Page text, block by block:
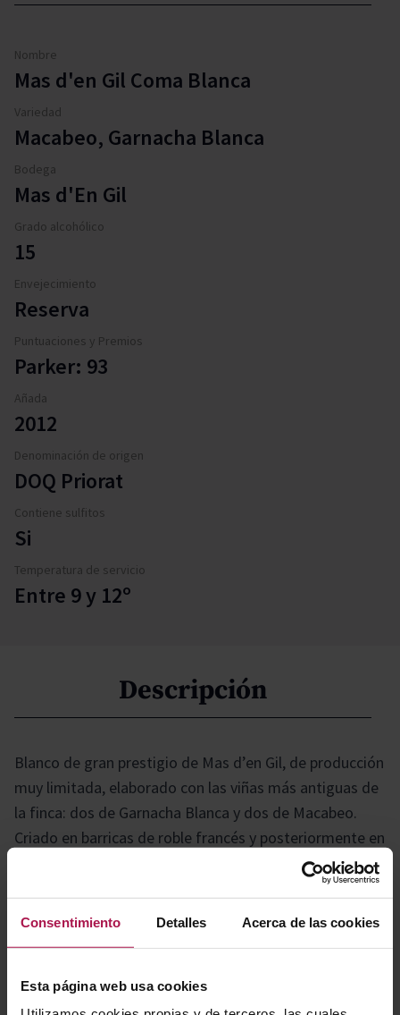
Consentimiento Detalles Acerca de las cookies
Esta página web usa cookies
Nombre
Mas d'en Gil Coma Blanca
Variedad
Macabeo, Garnacha Blanca
Bodega
Mas d'En Gil
Grado alcohólico
15
Envejecimiento
Reserva
Puntuaciones y Premios
Parker: 93
Añada
2012
Denominación de origen
DOQ Priorat
Contiene sulfitos
Si
Temperatura de servicio
Entre 9 y 12º
Descripción
Blanco de gran prestigio de Mas d’en Gil, de producción
muy limitada, elaborado con las viñas más antiguas de
la finca: dos de Garnacha Blanca y dos de Macabeo.
Criado en barricas de roble francés y posteriormente en
botella durante dos años, ofrece complejidad, aromas
mediterráneos y una textura elegante que recuerda a
un Grand Cru de Borgoña.
Gastronomía